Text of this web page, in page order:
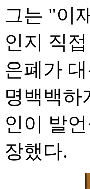
그는 "이
인지 직
은폐가
명백백하
인이 발
장했다.